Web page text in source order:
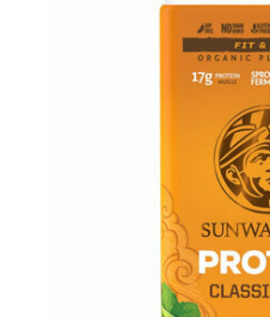
COMMENT LES
Faciles et rapides à
boisson protéinée
crêpes ou des
deviendront vos
raison d'une à trois
alimentation variée et